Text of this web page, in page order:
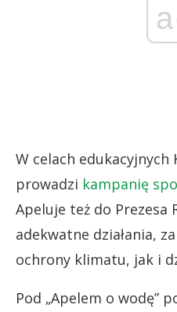
W celach edukacyjnych
prowadzi kampanię
Apeluje też do Prezesa
adekwatne działania,
ochrony klimatu, jak i
Pod „Apelem o wodę”